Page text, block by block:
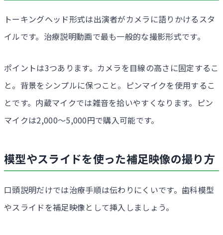
トーキングヘッド形式は出演者がカメラに語りかけるスタ
イルです。治療説明動画で最も一般的な撮影形式です。
ポイントは3つあります。カメラを目線の高さに固定するこ
と。背景をシンプルに保つこと。ピンマイクを使用するこ
とです。内蔵マイクでは雑音を拾いやすくなります。ピン
マイクは2,000〜5,000円で購入可能です。
模型やスライドを使った補足映像の撮り方
口頭説明だけでは治療手順は伝わりにくいです。歯科模型
やスライドを補足映像として挿入しましょう。